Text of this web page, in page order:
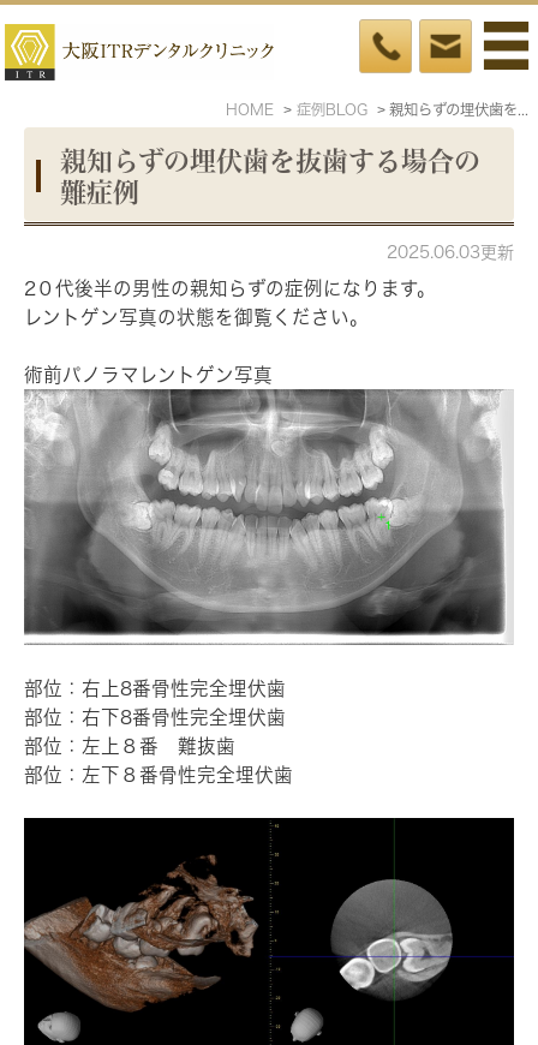
HOME 症例BLOG
親知らずの埋伏歯を抜歯する場合の
難症例
2025.06.03更新
2０代後半の男性の親知らずの症例になります。
レントゲン写真の状態を御覧ください。
術前パノラマレントゲン写真
部位：右上8番骨性完全埋伏歯
部位：右下8番骨性完全埋伏歯
部位：左上８番 難抜歯
部位：左下８番骨性完全埋伏歯